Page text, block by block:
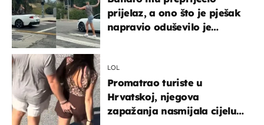
prijelaz, a ono što je pješak
napravio oduševilo je
LOL
Promatrao turiste u
Hrvatskoj, njegova
zapažanja nasmijala cijelu